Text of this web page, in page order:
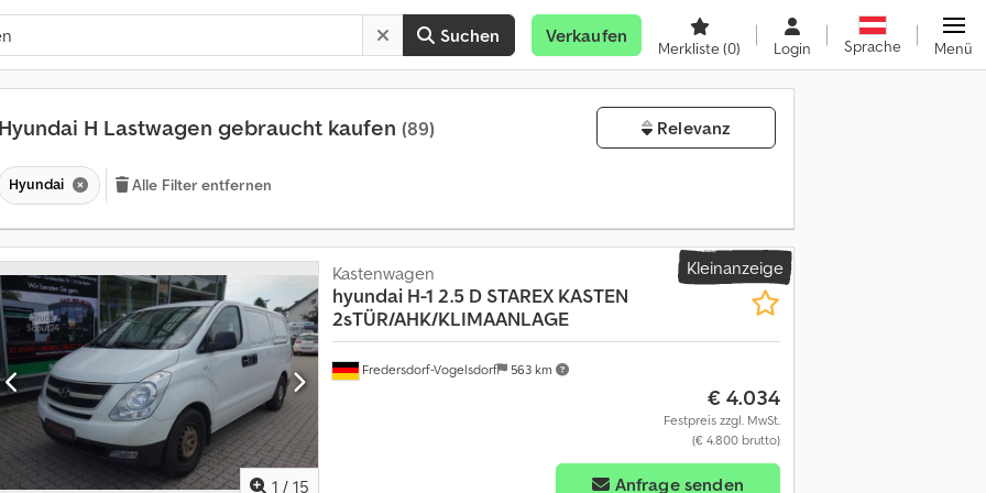
Suchen Verkaufen
Merkliste(0) Login Sprache Menü
Hyundai H Lastwagen gebraucht kaufen (89) Relevanz
Hyundai Alle Filter entfernen
Kleinanzeige
1 / 15
Fredersdorf-Vogelsdorf 563 km
Kastenwagen
hyundai H-1 2.5 D STAREX KASTEN
2sTÜR/AHK/KLIMAANLAGE
€ 4.034
Festpreis zzgl. MwSt.
(€ 4.800 brutto)
Anfrage senden
n